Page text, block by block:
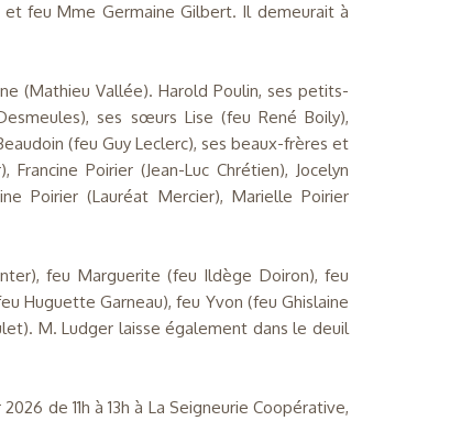
feu Mme Germaine Gilbert. Il demeurait à
(Mathieu Vallée). Harold Poulin, ses petits-
ses sœurs Lise (feu René Boily),
(feu Guy Leclerc), ses beaux-frères et
Poirier (Jean-Luc Chrétien), Jocelyn
Poirier (Lauréat Mercier), Marielle Poirier
feu Marguerite (feu Ildège Doiron), feu
Huguette Garneau), feu Yvon (feu Ghislaine
M. Ludger laisse également dans le deuil
de 11h à 13h à La Seigneurie Coopérative,